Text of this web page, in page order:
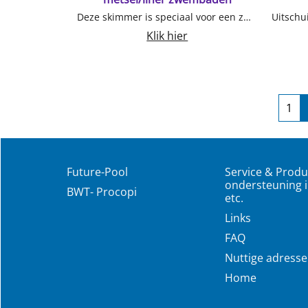
Deze skimmer is speciaal voor een zwembad met een hoogwater niveau zodat uw zwembad bijna vrijwel tot aan de rand gevuld kan worden. Voor metsel, blokken en beton inbouw. Liner zwembaden Leverbaar in verschillende kleuren zie optie. Skimmer in wit is standaard op voorraad. In kleur levertijd 1 a 2 weken in voorseizoen.
Klik hier
Future-Pool
BWT- Procopi
Service &
ondersteuning
etc.
Links
FAQ
Nuttige
Home